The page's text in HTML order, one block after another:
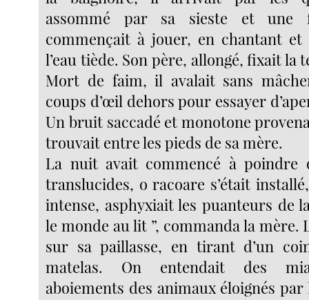
assommé par sa sieste et une
commençait à jouer, en chantant
l’eau tiède. Son père, allongé, fixait la
Mort de faim, il avalait sans
coups d’œil dehors pour essayer
Un bruit saccadé et monotone
trouvait entre les pieds de sa mère.
La nuit avait commencé à poindre
translucides, o racoare s’était
intense, asphyxiait les puanteurs de
le monde au lit ”, commanda la mère.
sur sa paillasse, en tirant d’un
matelas. On entendait des
aboiements des animaux éloignés